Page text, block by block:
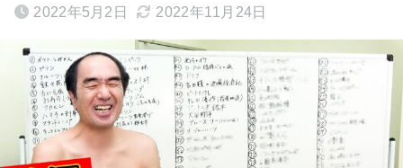
2022年5月2日 2022年11月24日